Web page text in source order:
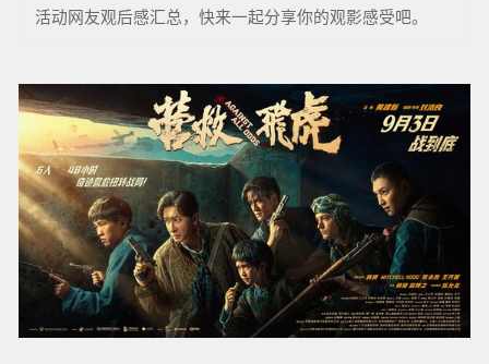
活动网友观后感汇总，快来一起分享你的观影感受吧。